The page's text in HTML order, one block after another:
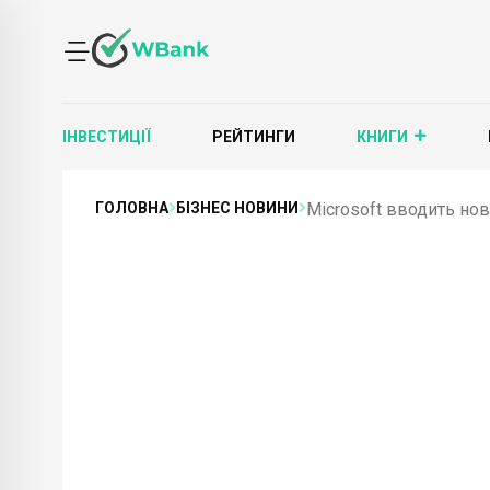
ІНВЕСТИЦІЇ РЕЙТИНГИ КНИГИ
ГОЛОВНА БІЗНЕС НОВИНИ Microsoft вводить